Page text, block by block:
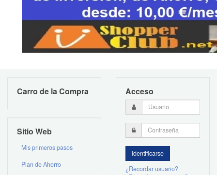
Carro de la Compra
Sitio Web
Mis primeros pasos
Plan de Ahorro
Acceso
¿Recordar usuario?